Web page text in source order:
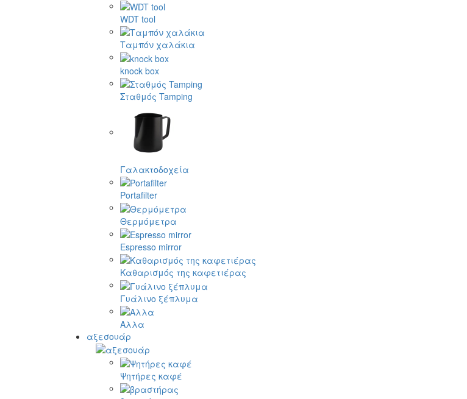
WDT tool
Ταμπόν χαλάκια
knock box
Σταθμός Tamping
Γαλακτοδοχεία
Portafilter
Θερμόμετρα
Espresso mirror
Καθαρισμός της καφετιέρας
Γυάλινο ξέπλυμα
Αλλα
αξεσουάρ
Ψητήρες καφέ